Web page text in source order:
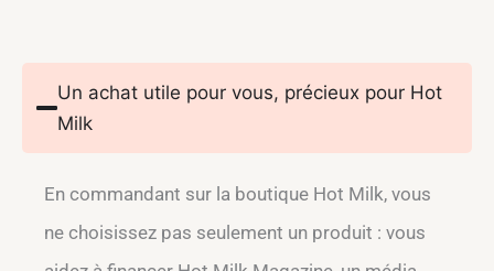
Un achat utile pour vous, précieux pour Hot
Milk
En commandant sur la boutique Hot Milk, vous
ne choisissez pas seulement un produit : vous